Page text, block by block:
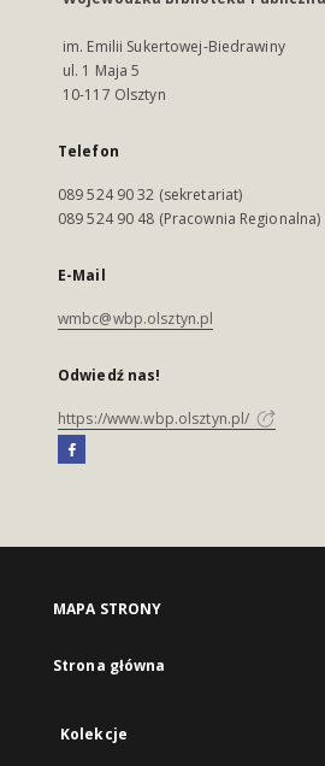
im. Emilii Sukertowej-Biedrawiny
ul. 1 Maja 5
10-117 Olsztyn
Telefon
089 524 90 32 (sekretariat)
089 524 90 48 (Pracownia Regionalna)
E-Mail
wmbc@wbp.olsztyn.pl
Odwiedź nas!
https://www.wbp.olsztyn.pl/
MAPA STRONY
Strona główna
Kolekcje